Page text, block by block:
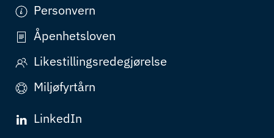
Personvern
Åpenhetsloven
Likestillingsredegjørelse
Miljøfyrtårn
LinkedIn